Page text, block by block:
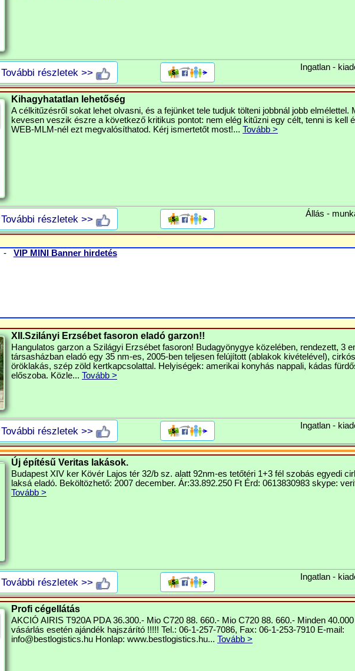
További részletek >> Ingatlan -
Kihagyhatatlan lehetőség
A célkitűzésről sokat lehet olvasni, és a fejünket tele tudjuk tölteni jobbnál jobb elmélettel.
kevesen veszik észre a következő kritikus pontot: nem elég kitűzni egy célt, tenni is kell
WEB-MLM-nél ezt megvalósíthatod. Kérj ismertetőt most!... Tovább >
További részletek >> Állás -
- VIP MINI Banner hirdetés
XII.Szilányi Erzsébet fasoron eladó garzon!!
Hangulatos garzon a Szilágyi Erzsébet fasoron! Budagyönygye közelében, rendezett, 3
társasházban eladó egy 35 nm-es, 2005-ben teljesen felújított (ablakok kivételével), cirkós
öröklakás, szép zöld kertkapcsolattal. Helyiségek: amerikai konyhás nappali, kádas
előszoba. Közle... Tovább >
További részletek >> Ingatlan -
Új építésű Veritas lakások.
Budapest XIV ker Kövér Lajos tér 32/b sz. alatt 92nm-es tetőtéri 1+3 fél szobás egyedi
laksá eladó. Beköltözhető: 2007 december. Ár:33.892.250 Ft Érd: 0613830983 skype:
Tovább >
További részletek >> Ingatlan -
Profi cégellátás
AKCIÓ AIRIS T920A PDA 36.300.- Mio C720 88. 660.- Mio C720 88. 660.- Minden
vásárlás esetén ajándék hajszárító !!!!! Tel.: 06-1-257-7086, Fax: 06-1-253-7910 E-mail:
info@bestlogistics.hu Honlap: www.bestlogistics.hu... Tovább >